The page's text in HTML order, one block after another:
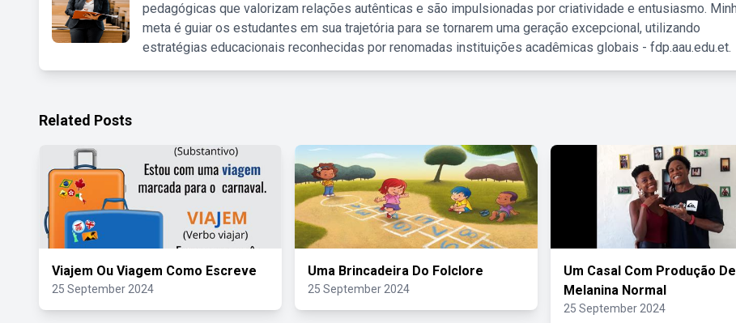
pedagógicas que valorizam relações autênticas e são impulsionadas por criatividade e entusiasmo.
meta é guiar os estudantes em sua trajetória para se tornarem uma geração excepcional, utilizando
estratégias educacionais reconhecidas por renomadas instituições acadêmicas globais - fdp.aau.edu.et.
Related Posts
Viajem Ou Viagem Como Escreve
25 September 2024
Uma Brincadeira Do Folclore
25 September 2024
Um Casal Com Produção De
Melanina Normal
25 September 2024